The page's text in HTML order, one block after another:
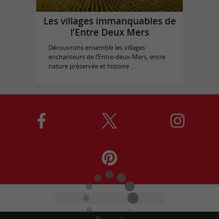
Les villages immanquables de
l’Entre Deux Mers
Découvrons ensemble les villages
enchanteurs de l’Entre-deux-Mers, entre
nature préservée et histoire ...